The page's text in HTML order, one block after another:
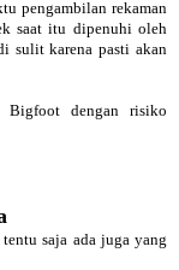
pengambilan rekaman
saat itu dipenuhi oleh
sulit karena pasti akan
Bigfoot dengan risiko
saja ada juga yang